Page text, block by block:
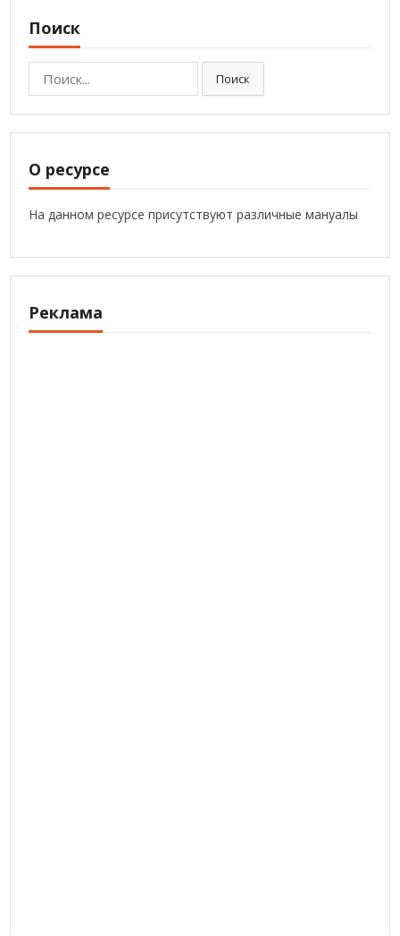
Поиск
Поиск
О ресурсе
На данном ресурсе присутствуют различные мануалы
Реклама